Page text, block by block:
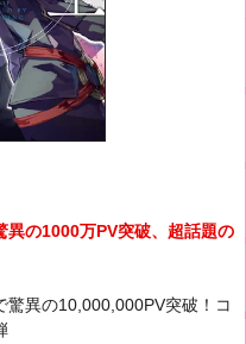
異の1000万PV突破、超話題の
驚異の10,000,000PV突破！コ